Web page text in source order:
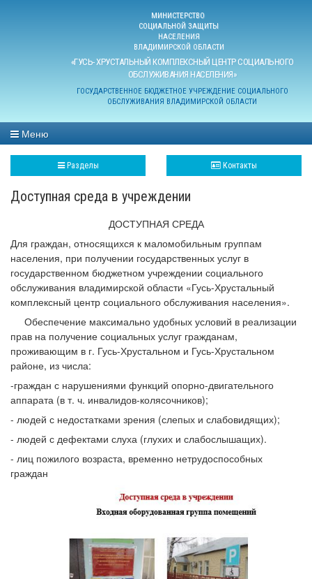
МИНИСТЕРСТВО
СОЦИАЛЬНОЙ ЗАЩИТЫ
НАСЕЛЕНИЯ
ВЛАДИМИРСКОЙ ОБЛАСТИ
«ГУСЬ- ХРУСТАЛЬНЫЙ КОМПЛЕКСНЫЙ ЦЕНТР СОЦИАЛЬНОГО
ОБСЛУЖИВАНИЯ НАСЕЛЕНИЯ»
ГОСУДАРСТВЕННОЕ БЮДЖЕТНОЕ УЧРЕЖДЕНИЕ СОЦИАЛЬНОГО
ОБСЛУЖИВАНИЯ ВЛАДИМИРСКОЙ ОБЛАСТИ
Меню
Разделы Контакты
Доступная среда в учреждении
ДОСТУПНАЯ СРЕДА
Для граждан, относящихся к маломобильным группам
населения, при получении государственных услуг в
государственном бюджетном учреждении социального
обслуживания владимирской области «Гусь-Хрустальный
комплексный центр социального обслуживания населения».
Обеспечение максимально удобных условий в реализации
прав на получение социальных услуг гражданам,
проживающим в г. Гусь-Хрустальном и Гусь-Хрустальном
районе, из числа:
-граждан с нарушениями функций опорно-двигательного
аппарата (в т. ч. инвалидов-колясочников);
- людей с недостатками зрения (слепых и слабовидящих);
- людей с дефектами слуха (глухих и слабослышащих).
- лиц пожилого возраста, временно нетрудоспособных
граждан